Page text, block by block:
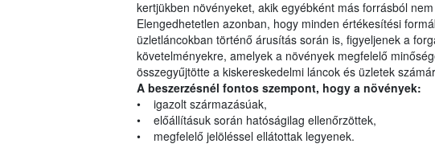
kertjükben növényeket, akik egyébként más forrásból
Elengedhetetlen azonban, hogy minden értékesítési
üzletláncokban történő árusítás során is, figyeljenek a
követelményekre, amelyek a növények megfelelő
összegyűjtötte a kiskereskedelmi láncok és üzletek
A beszerzésnél fontos szempont, hogy a növények:
• igazolt származásúak,
• előállításuk során hatóságilag ellenőrzöttek,
• megfelelő jelöléssel ellátottak legyenek.